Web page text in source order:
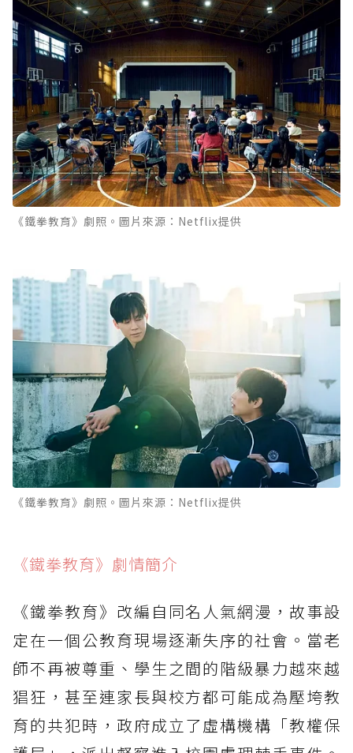
《鐵拳教育》劇照。圖片來源：Netflix提供
《鐵拳教育》劇照。圖片來源：Netflix提供
《鐵拳教育》劇情簡介
《鐵拳教育》改編自同名人氣網漫，故事設
定在一個公教育現場逐漸失序的社會。當老
師不再被尊重、學生之間的階級暴力越來越
猖狂，甚至連家長與校方都可能成為壓垮教
育的共犯時，政府成立了虛構機構「教權保